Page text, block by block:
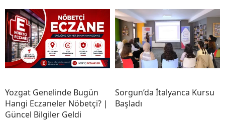
Yozgat Genelinde Bugün
Hangi Eczaneler Nöbetçi? |
Güncel Bilgiler Geldi
Sorgun’da İtalyanca Kursu
Başladı